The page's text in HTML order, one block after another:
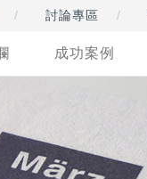
討論專區
成功案例